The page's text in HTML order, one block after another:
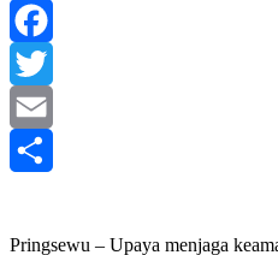
WhatsApp
Facebook
Twitter
Email
‎Pringsewu – Upaya menjaga